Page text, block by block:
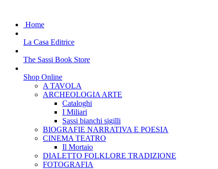
Home
La Casa Editrice
The Sassi Book Store
Shop Online
A TAVOLA
ARCHEOLOGIA ARTE
Cataloghi
I Miliari
Sassi bianchi sigilli
BIOGRAFIE NARRATIVA E POESIA
CINEMA TEATRO
Il Mortaio
DIALETTO FOLKLORE TRADIZIONE
FOTOGRAFIA